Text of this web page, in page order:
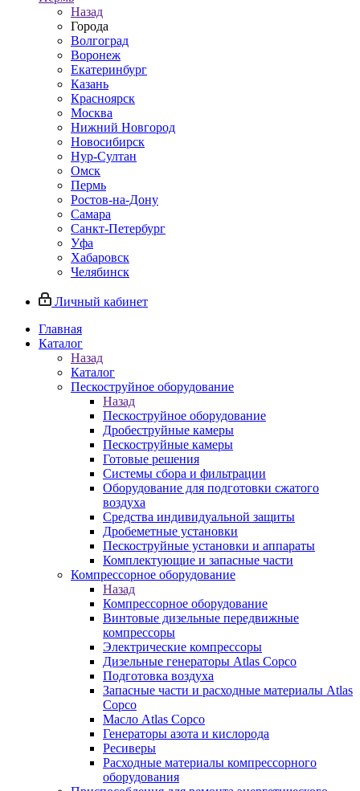
Назад
Города
Волгоград
Воронеж
Екатеринбург
Казань
Красноярск
Москва
Нижний Новгород
Новосибирск
Нур-Султан
Омск
Пермь
Ростов-на-Дону
Самара
Санкт-Петербург
Уфа
Хабаровск
Челябинск
Личный кабинет
Главная
Каталог
Назад
Каталог
Пескоструйное оборудование
Назад
Пескоструйное оборудование
Дробеструйные камеры
Пескоструйные камеры
Готовые решения
Системы сбора и фильтрации
Оборудование для подготовки сжатого
воздуха
Средства индивидуальной защиты
Дробеметные установки
Пескоструйные установки и аппараты
Комплектующие и запасные части
Компрессорное оборудование
Назад
Компрессорное оборудование
Винтовые дизельные передвижные
компрессоры
Электрические компрессоры
Дизельные генераторы Atlas Copco
Подготовка воздуха
Запасные части и расходные материалы Atlas
Copco
Масло Atlas Copco
Генераторы азота и кислорода
Ресиверы
Расходные материалы компрессорного
оборудования